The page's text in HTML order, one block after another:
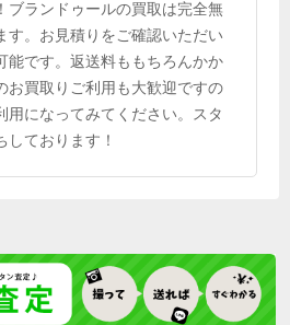
ブランドゥールの買取は完全無
す。お見積りをご確認いただい
能です。返送料ももちろんかか
お買取りご利用も大歓迎ですの
用になってみてください。スタ
しております！